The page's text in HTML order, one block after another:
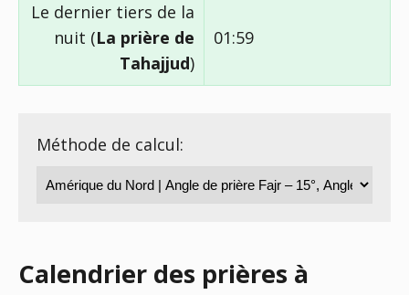
Le dernier tiers de la
nuit (La prière de
Tahajjud)
01:59
Méthode de calcul:
Calendrier des prières à